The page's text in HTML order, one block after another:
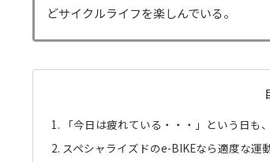
どサイクルライフを楽しんでいる。
「今日は疲れている・・・」という日も
スペシャライズドのe-BIKEなら適度な運